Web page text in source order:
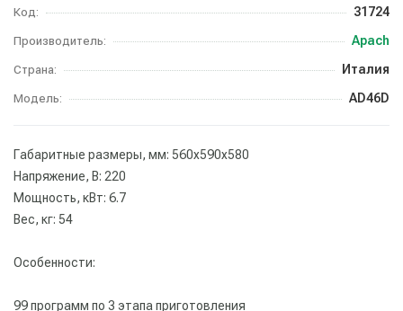
Код: 31724
Производитель: Apach
Страна: Италия
Модель: AD46D
Габаритные размеры, мм: 560х590х580
Напряжение, В: 220
Мощность, кВт: 6.7
Вес, кг: 54
Особенности:
99 программ по 3 этапа приготовления